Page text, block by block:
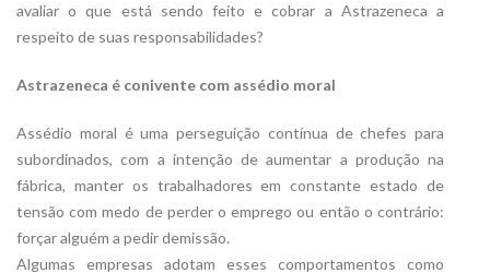
avaliar o que está sendo feito e cobrar a Astrazeneca a
respeito de suas responsabilidades?
Astrazeneca é conivente com assédio moral
Assédio moral é uma perseguição contínua de chefes para
subordinados, com a intenção de aumentar a produção na
fábrica, manter os trabalhadores em constante estado de
tensão com medo de perder o emprego ou então o contrário:
forçar alguém a pedir demissão.
Algumas empresas adotam esses comportamentos como